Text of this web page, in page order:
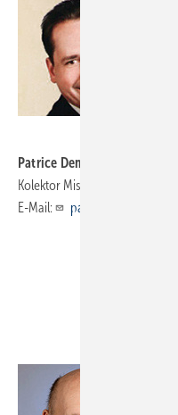
Patrice Demmerlé
Kolektor Missel Insulations in
E-Mail: